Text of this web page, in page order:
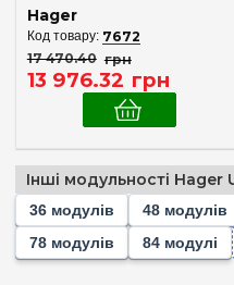
72(+6)
78(+2)
84(+3)
108(+2)
120(+4)
130(+2)
144(+6)
Комплектація клемами
Немає в
У комплекті(1)
Hager
7672
17 470.40 грн
13 976.32 грн
Інші модульності Hager
36 модулів 48 модулів
78 модулів
84 модулі